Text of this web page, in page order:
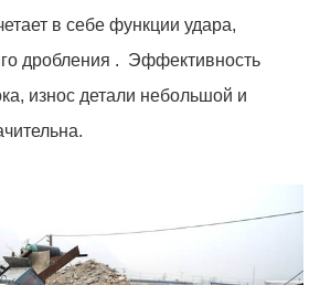
в себе функции удара,
дробления . Эффективность
износ детали небольшой и